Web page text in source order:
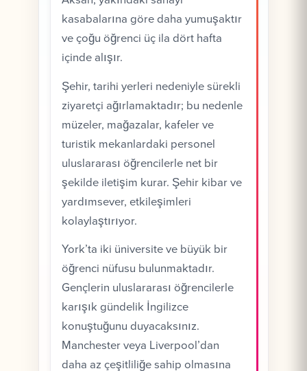
kasabalarına göre daha yumuşaktır
ve çoğu öğrenci üç ila dört hafta
içinde alışır.
Şehir, tarihi yerleri nedeniyle sürekli
ziyaretçi ağırlamaktadır; bu nedenle
müzeler, mağazalar, kafeler ve
turistik mekanlardaki personel
uluslararası öğrencilerle net bir
şekilde iletişim kurar. Şehir kibar ve
yardımsever, etkileşimleri
kolaylaştırıyor.
York’ta iki üniversite ve büyük bir
öğrenci nüfusu bulunmaktadır.
Gençlerin uluslararası öğrencilerle
karışık gündelik İngilizce
konuştuğunu duyacaksınız.
Manchester veya Liverpool’dan
daha az çeşitliliğe sahip olmasına